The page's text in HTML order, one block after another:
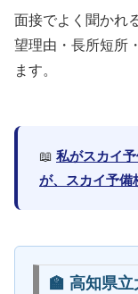
面接でよく聞かれ
望理由・長所短所
ます。
📖 私がスカイ
が、スカイ予備
🏫 高知県